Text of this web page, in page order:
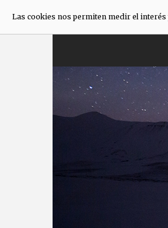
Las cookies nos permiten medir el interés